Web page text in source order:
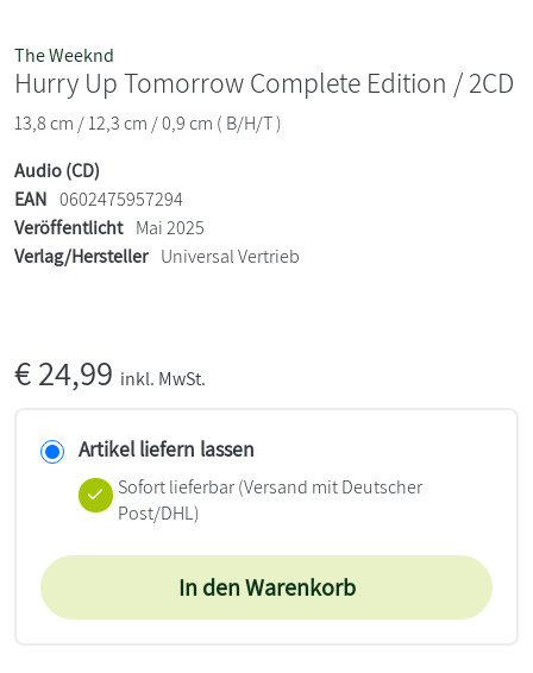
The Weeknd
Hurry Up Tomorrow Complete Edition / 2CD
13,8 cm / 12,3 cm / 0,9 cm ( B/H/T )
Audio (CD)
EAN 0602475957294
Veröffentlicht Mai 2025
Verlag/Hersteller Universal Vertrieb
€24,99 inkl. MwSt.
Artikel liefern lassen
Sofort lieferbar(Versand mit Deutscher
Post/DHL)
In den Warenkorb